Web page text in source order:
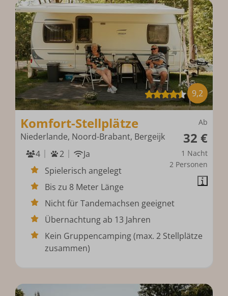
9,2
Ab
32 €
1 Nacht
2 Personen
Komfort-Stellplätze
Niederlande, Noord-Brabant, Bergeijk
4
2
Ja
Spielerisch angelegt
Bis zu 8 Meter Länge
Nicht für Tandemachsen geeignet
Übernachtung ab 13 Jahren
Kein Gruppencamping (max. 2 Stellplätze
zusammen)